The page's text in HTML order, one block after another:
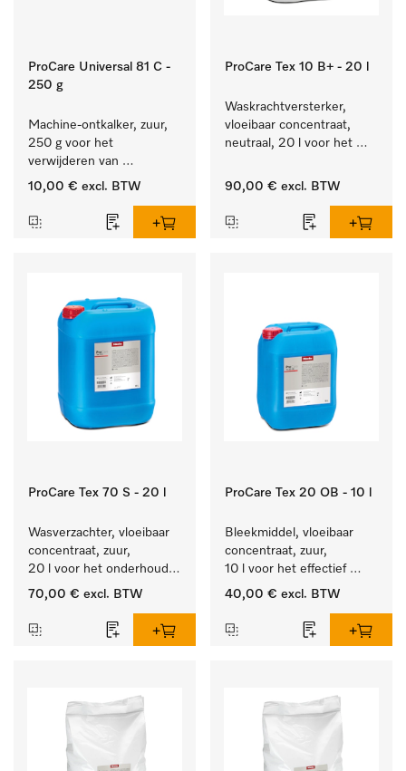
ProCare Universal 81 C -
250 g
Machine-ontkalker, zuur,
250 g voor het
verwijderen van
hardnekkige kalkaanslag.
10,00 € excl. BTW
ProCare Tex 10 B+ - 20 l
Waskrachtversterker,
vloeibaar concentraat,
neutraal, 20 l voor het
vetvlekken.
90,00 € excl. BTW
ProCare Tex 70 S - 20 l
Wasverzachter, vloeibaar
concentraat, zuur,
20 l voor het onderhoud
van vezels zodat het
70,00 € excl. BTW
ProCare Tex 20 OB - 10 l
Bleekmiddel, vloeibaar
concentraat, zuur,
10 l voor het effectief
verwijderen van
40,00 € excl. BTW